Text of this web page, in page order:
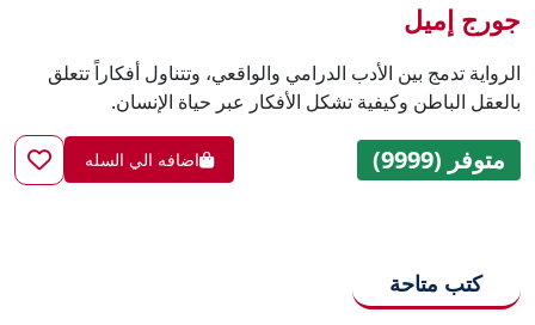
جورج إميل
الرواية تدمج بين الأدب الدرامي والواقعي، وتتناول أفكاراً تتعلق
بالعقل الباطن وكيفية تشكل الأفكار عبر حياة الإنسان.
متوفر (9999) اضافه الي السله
كتب متاحة